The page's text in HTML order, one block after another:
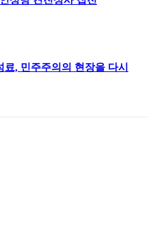
, 민주주의의 현장을 다시